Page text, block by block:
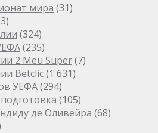
мира (31)
(324)
(235)
2 Meu Super(7)
Betclic(1 631)
УЕФА(294)
(105)
де Оливейра (68)